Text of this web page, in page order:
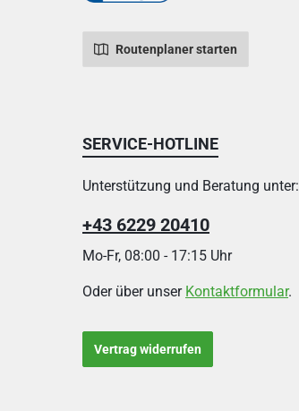
Routenplaner starten
SERVICE-HOTLINE
Unterstützung und Beratung unter:
+43 6229 20410
Mo-Fr, 08:00 - 17:15 Uhr
Oder über unser Kontaktformular.
Vertrag widerrufen